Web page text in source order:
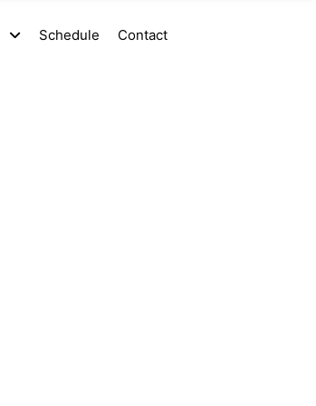
Schedule Contact